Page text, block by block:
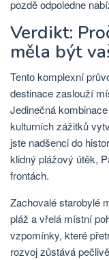
pozdě odpoledne
Verdikt:
měla být
Tento komplexní
destinace zaslouží
Jedinečná
kulturních zážitků
jste nadšenci do
klidný plážový útěk,
frontách.
Zachovalé starobylé
pláž a vřelá místní
vzpomínky, které
rozvoj zůstává